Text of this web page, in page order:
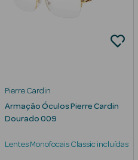
Esfoliantes
Solares
Pierre Cardin
Armação Óculos Pierre Cardin
Dourado 009
Lentes Monofocais Classic incluídas